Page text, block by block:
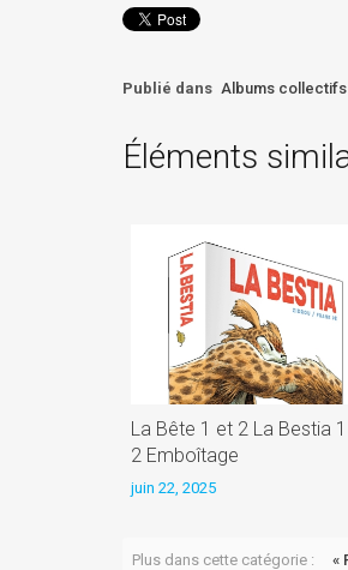
Publié dans Albums collectifs
Éléments
La Bête 1 et 2 La Bestia
2 Emboîtage
juin 22, 2025
Plus dans cette catégorie : «